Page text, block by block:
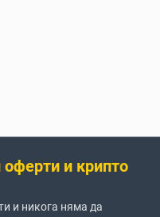
оферти и крипто
и никога няма да